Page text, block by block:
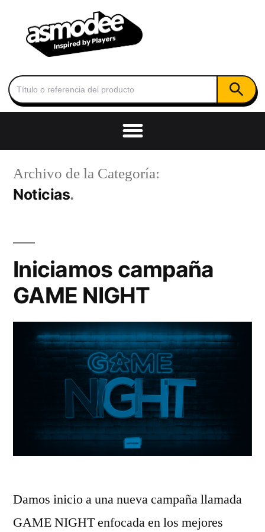
Buscar: Botón de
Archivo de la Categoría:
Noticias
Iniciamos campaña
GAME NIGHT
Damos inicio a una nueva campaña llamada
GAME NIGHT enfocada en los mejores